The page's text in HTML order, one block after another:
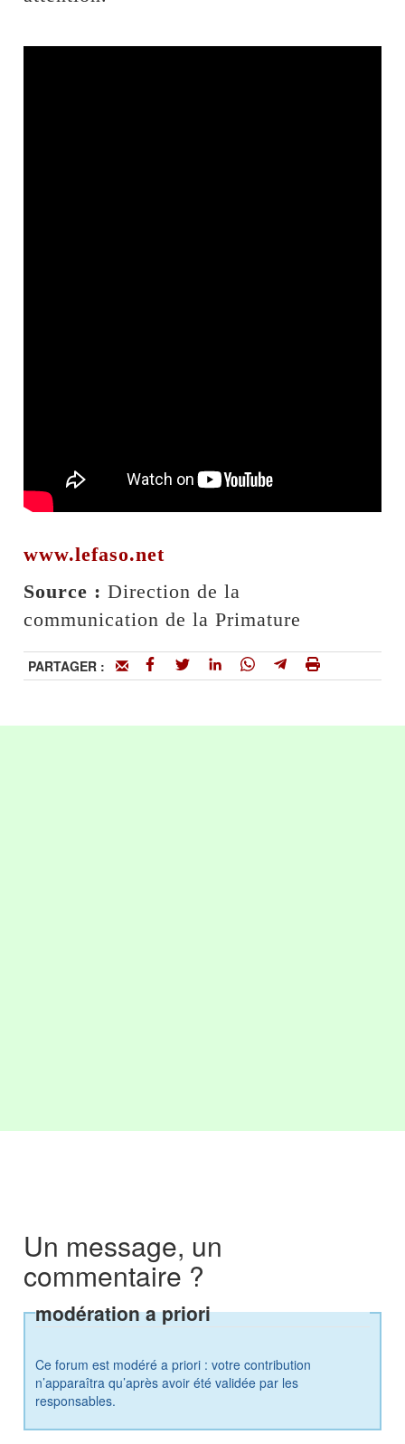
www.lefaso.net
‎Source : Direction de la
communication de la Primature
PARTAGER :
Un message, un
commentaire ?
modération a priori
Ce forum est modéré a priori : votre contribution
n’apparaîtra qu’après avoir été validée par les
responsables.